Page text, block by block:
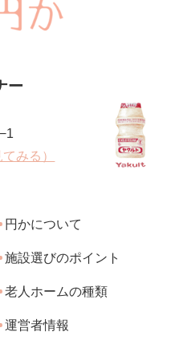
ー
みる）
円かについて
施設選びのポイント
老人ホームの種類
運営者情報